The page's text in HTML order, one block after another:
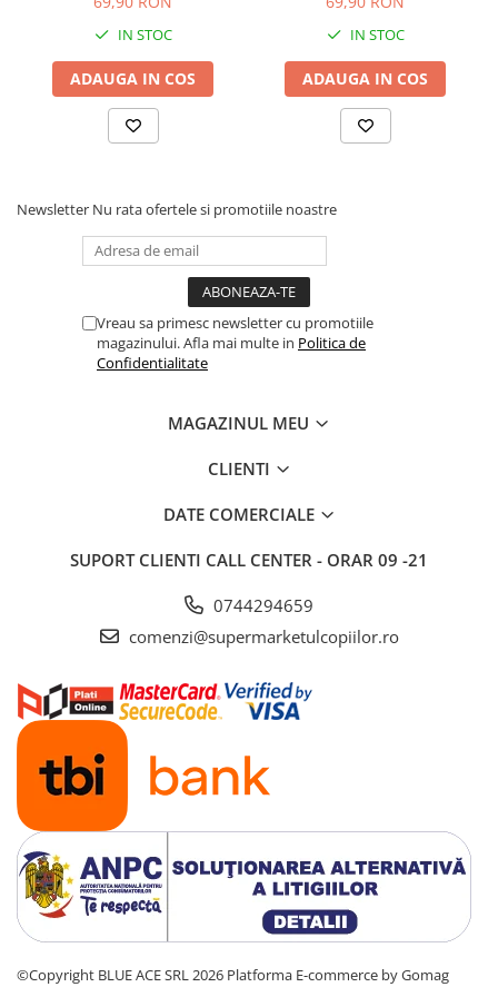
Articole hranire bebelusi
Biberoane, tetine si accesorii
Scaune de masa bebe
Suzete si accesorii
Carti pentru copii
Balansoare copii
Casute si corturi copii
Colaci, ochelari si accesorii inot
Jucarii pentru plaja si nisip
Tobogane copii
Saltele si mingi pentru plaja
Spatii de joaca si accesorii
Zmeie si jucarii zburatoare
Balansoare, leagane si hamace
bebelusi
Lenjerii si huse patut
Mobilier camera copii
Monitoare video bebelusi
Paturici bebe
Patut bebe
Saltele copii
Sisteme de siguranta copii
Imbracaminte si incaltaminte
Body-uri copii
piese , Multicolor
IN STOC
ADAUGA IN COS
IN STOC
ADAUGA IN COS
Newsletter Nu rata ofertele si promotiile noastre
Vreau sa primesc newsletter cu promotiile
magazinului. Afla mai multe in Politica de
Confidentialitate
MAGAZINUL MEU
CLIENTI
DATE COMERCIALE
SUPORT CLIENTI CALL CENTER - ORAR 09 -21
0744294659
comenzi@supermarketulcopiilor.ro
©Copyright BLUE ACE SRL 2026 Platforma E-commerce by Gomag